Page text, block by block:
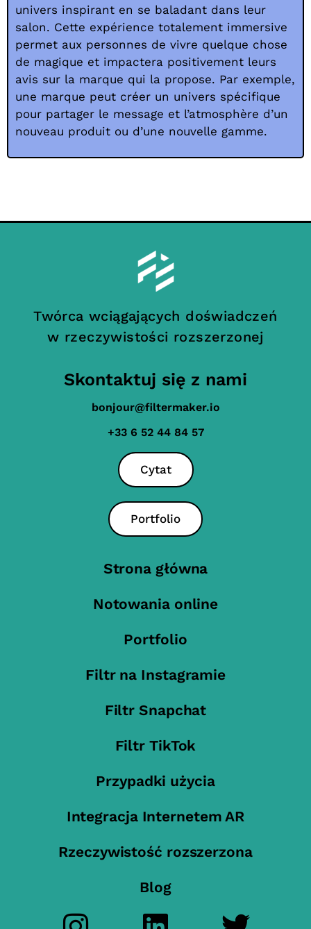
univers inspirant en se baladant dans leur
salon. Cette expérience totalement immersive
permet aux personnes de vivre quelque chose
de magique et impactera positivement leurs
avis sur la marque qui la propose. Par exemple,
une marque peut créer un univers spécifique
pour partager le message et l’atmosphère d’un
nouveau produit ou d’une nouvelle gamme.
Twórca wciągających doświadczeń
w rzeczywistości rozszerzonej
Skontaktuj się z nami
bonjour@filtermaker.io
+33 6 52 44 84 57
Cytat
Portfolio
Strona główna
Notowania online
Portfolio
Filtr na Instagramie
Filtr Snapchat
Filtr TikTok
Przypadki użycia
Integracja Internetem AR
Rzeczywistość rozszerzona
Blog